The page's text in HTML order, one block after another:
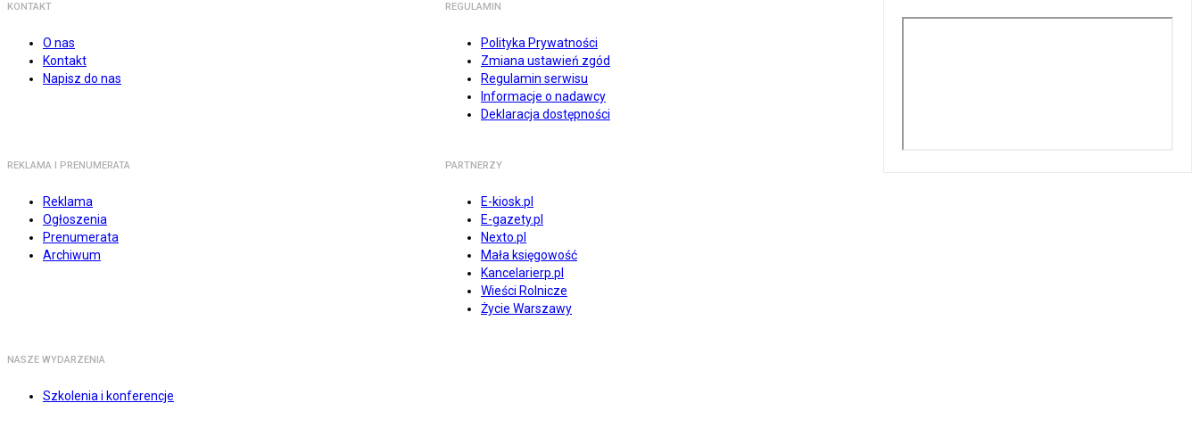
KONTAKT
O nas
Kontakt
Napisz do nas
REGULAMIN
Polityka Prywatności
Zmiana ustawień zgód
Regulamin serwisu
Informacje o nadawcy
Deklaracja dostępności
REKLAMA I PRENUMERATA
Reklama
Ogłoszenia
Prenumerata
Archiwum
PARTNERZY
E-kiosk.pl
E-gazety.pl
Nexto.pl
Mała księgowość
Kancelarierp.pl
Wieści Rolnicze
Życie Warszawy
NASZE WYDARZENIA
Szkolenia i konferencje